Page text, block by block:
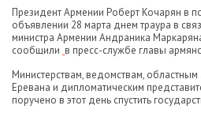
Президент Армении Роберт Кочарян в
объявлении 28 марта днем траура в
министра Армении Андраника
сообщили в пресс-службе главы
Министерствам, ведомствам,
Еревана и дипломатическим
поручено в этот день спустить